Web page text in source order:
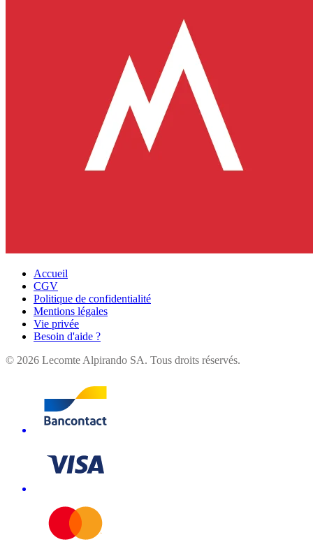
Accueil
CGV
Politique de confidentialité
Mentions légales
Vie privée
Besoin d'aide ?
© 2026 Lecomte Alpirando SA. Tous droits réservés.